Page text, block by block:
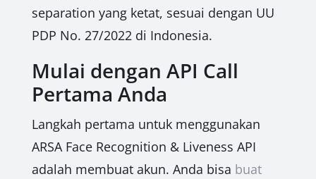
separation yang ketat, sesuai dengan UU
PDP No. 27/2022 di Indonesia.
Mulai dengan API Call
Pertama Anda
Langkah pertama untuk menggunakan
ARSA Face Recognition & Liveness API
adalah membuat akun. Anda bisa buat